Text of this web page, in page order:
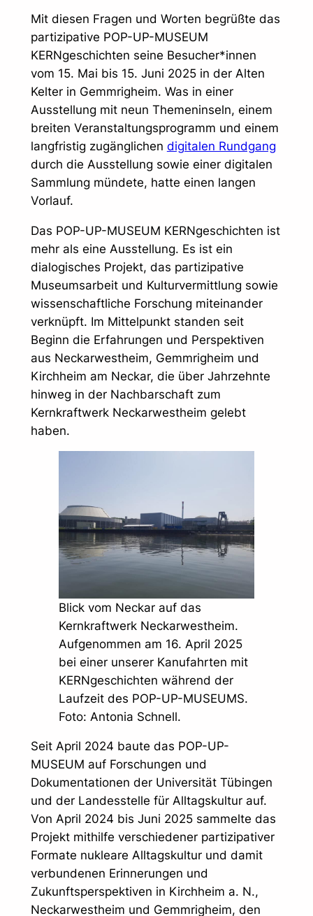
Mit diesen Fragen und Worten begrüßte das
partizipative POP-UP-MUSEUM
KERNgeschichten seine Besucher*innen
vom 15. Mai bis 15. Juni 2025 in der Alten
Kelter in Gemmrigheim. Was in einer
Ausstellung mit neun Themeninseln, einem
breiten Veranstaltungsprogramm und einem
langfristig zugänglichen digitalen Rundgang
durch die Ausstellung sowie einer digitalen
Sammlung mündete, hatte einen langen
Vorlauf.
Das POP-UP-MUSEUM KERNgeschichten ist
mehr als eine Ausstellung. Es ist ein
dialogisches Projekt, das partizipative
Museumsarbeit und Kulturvermittlung sowie
wissenschaftliche Forschung miteinander
verknüpft. Im Mittelpunkt standen seit
Beginn die Erfahrungen und Perspektiven
aus Neckarwestheim, Gemmrigheim und
Kirchheim am Neckar, die über Jahrzehnte
hinweg in der Nachbarschaft zum
Kernkraftwerk Neckarwestheim gelebt
haben.
Blick vom Neckar auf das
Kernkraftwerk Neckarwestheim.
Aufgenommen am 16. April 2025
bei einer unserer Kanufahrten mit
KERNgeschichten während der
Laufzeit des POP-UP-MUSEUMS.
Foto: Antonia Schnell.
Seit April 2024 baute das POP-UP-
MUSEUM auf Forschungen und
Dokumentationen der Universität Tübingen
und der Landesstelle für Alltagskultur auf.
Von April 2024 bis Juni 2025 sammelte das
Projekt mithilfe verschiedener partizipativer
Formate nukleare Alltagskultur und damit
verbundenen Erinnerungen und
Zukunftsperspektiven in Kirchheim a. N.,
Neckarwestheim und Gemmrigheim, den